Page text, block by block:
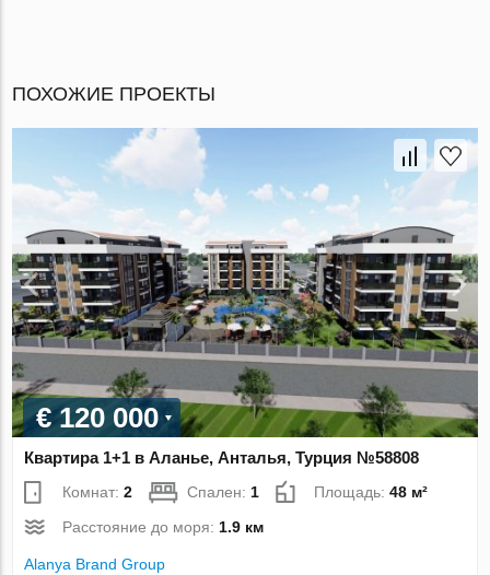
ПОХОЖИЕ ПРОЕКТЫ
€ 120 000
Квартира 1+1 в Аланье, Анталья, Турция №58808
Комнат:2 Спален:1 Площадь:48 м²
Расстояние до моря:1.9 км
Alanya Brand Group